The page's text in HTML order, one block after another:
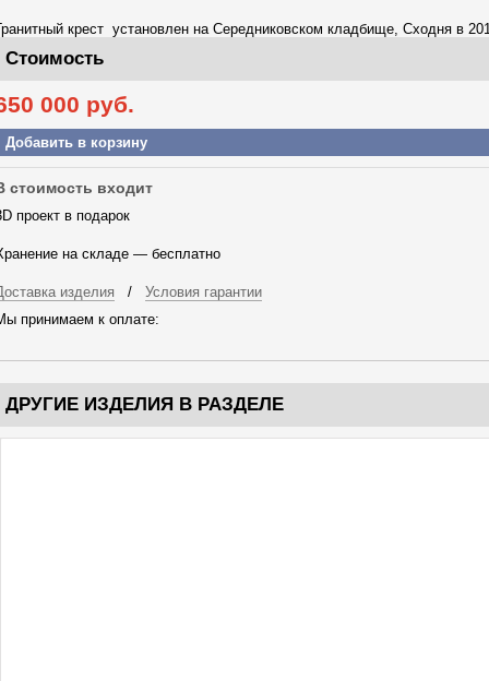
крест установлен на Середниковском кладбище, Сходня в
Стоимость
000 руб.
Добавить в корзину
стоимость входит
проект в подарок
на складе — бесплатно
изделия / Условия гарантии
принимаем к оплате:
ДРУГИЕ ИЗДЕЛИЯ В РАЗДЕЛЕ